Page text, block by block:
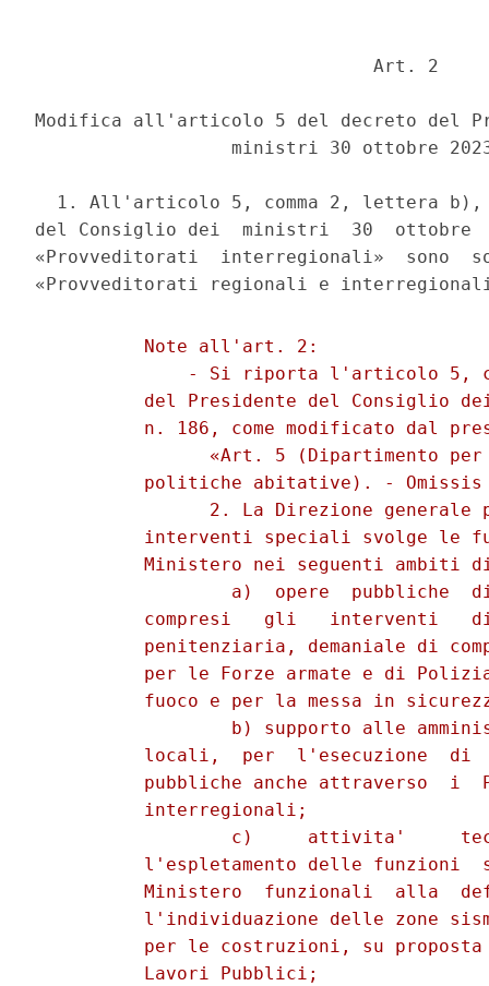
                               Art. 2
Modifica all'articolo 5 del decreto del
ministri 30 ottobre
1. All'articolo 5, comma 2, lettera
del Consiglio dei  ministri  30  ottobre
«Provveditorati  interregionali»  sono
          Note all'art. 2:
- Si riporta l'articolo 5,
del Presidente del Consiglio
n. 186, come modificato dal
«Art. 5 (Dipartimento
politiche abitative). -
2. La Direzione generale
interventi speciali svolge le
Ministero nei seguenti ambiti
a)  opere  pubbliche
compresi   gli   interventi
penitenziaria, demaniale di
per le Forze armate e di
fuoco e per la messa in
b) supporto alle
locali,  per  l'esecuzione  di
pubbliche anche attraverso  i
          interregionali;
c)     attivita'
l'espletamento delle funzioni
Ministero  funzionali  alla
l'individuazione delle zone
per le costruzioni, su
          Lavori Pubblici;